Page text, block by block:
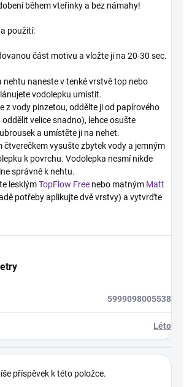
během vteřinky a bez námahy!
použití:
část motivu a vložte ji na 20-30 sec.
nehtu naneste v tenké vrstvě top nebo
vodolepku umístit.
z vody pinzetou, oddělte ji od papírového
velice snadno), lehce osušte
a umístěte ji na nehet.
vysušte zbytek vody a jemným
k povrchu. Vodolepka nesmí nikde
správně k nehtu.
lesklýmTopFlow Free nebo matným Matt
potřeby aplikujte dvě vrstvy) a vytvrďte
5999098005538
Léto
příspěvek k této položce.